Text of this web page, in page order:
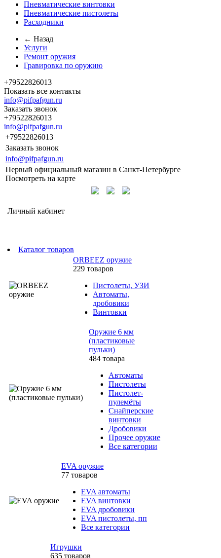
Пневматические винтовки
Пневматические пистолеты
Расходники
← Назад
Услуги
Ремонт оружия
Гравировка по оружию
+79522826013
Показать все контакты
info@pifpafgun.ru
Заказать звонок
+79522826013
info@pifpafgun.ru
+79522826013
Заказать звонок
info@pifpafgun.ru
Первый официальный магазин в Санкт-Петербурге
Посмотреть на карте
Личный кабинет
Каталог товаров
ORBEEZ оружие
229 товаров
Пистолеты, УЗИ
Автоматы,
дробовики
Винтовки
Оружие 6 мм
(пластиковые
пульки)
484 товара
Автоматы
Пистолеты
Пистолет-
пулемёты
Снайперские
винтовки
Дробовики
Прочее оружие
Все категории
EVA оружие
77 товаров
EVA автоматы
EVA винтовки
EVA дробовики
EVA пистолеты, пп
Все категории
Игрушки
635 товаров